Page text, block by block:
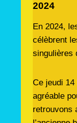
2024
En 2024,
célèbrent
singulières
Ce jeudi
agréable
retrouvons